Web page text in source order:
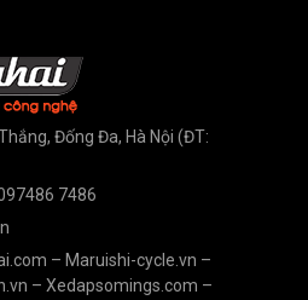
Đống Đa, Hà Nội (ĐT:
7486
– Maruishi-cycle.vn –
– Xedapsomings.com –